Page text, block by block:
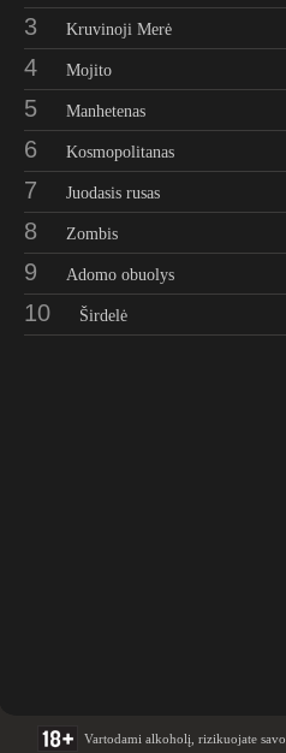
3 Kruvinoji Merė
4 Mojito
5 Manhetenas
6 Kosmopolitanas
7 Juodasis rusas
8 Zombis
9 Adomo obuolys
10 Širdelė
Vartodami alkoholį, rizikuojate savo